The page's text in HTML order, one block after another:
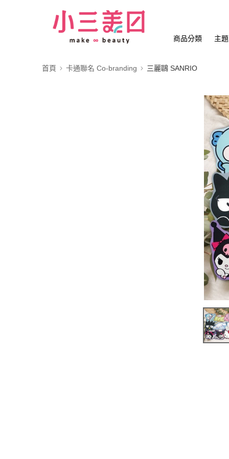
商品分類 主
首頁 卡通聯名 Co-branding 三麗鷗 SANRIO